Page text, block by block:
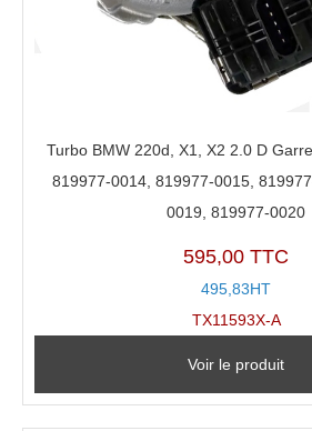
Turbo BMW 220d, X1, X2 2.0 D
819977-0014, 819977-0015,
0019, 819977-0020
595,00 TTC
495,83HT
TX11593X-A
Voir le produit